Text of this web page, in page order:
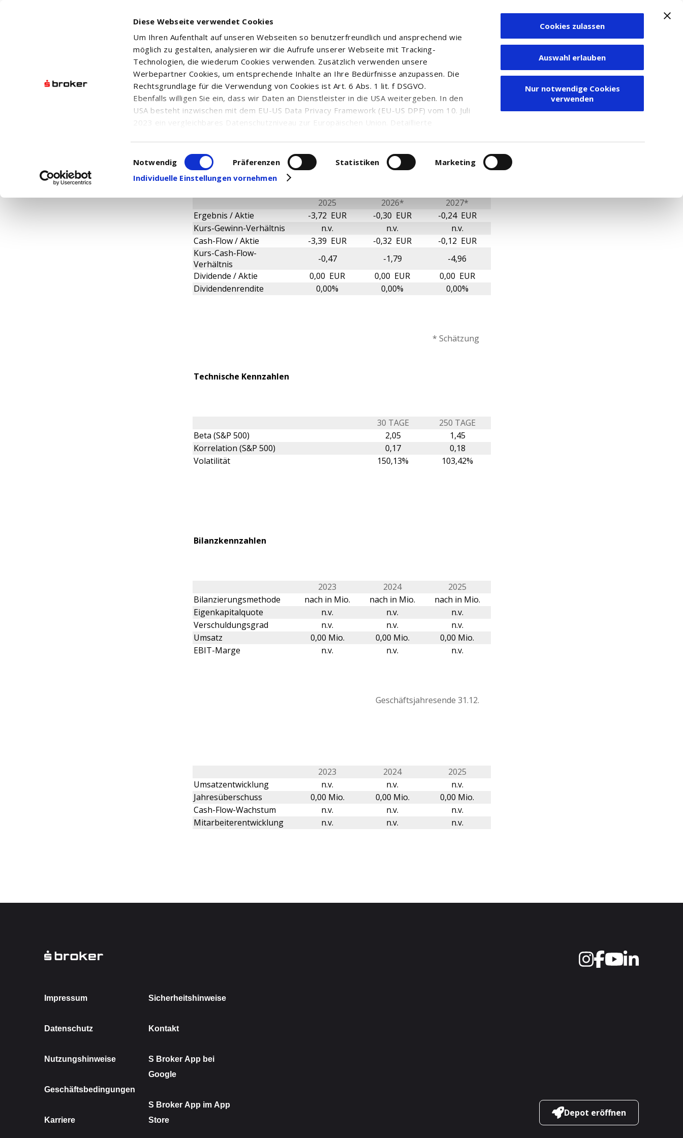
Diese Webseite verwendet Cookies
Um Ihren Aufenthalt auf unseren Webseiten so benutzerfreundlich und ansprechend wie
möglich zu gestalten, analysieren wir die Aufrufe unserer Webseite mit Tracking-
Technologien, die wiederum Cookies verwenden. Zusätzlich verwenden unsere
Werbepartner Cookies, um entsprechende Inhalte an Ihre Bedürfnisse anzupassen. Die
Rechtsgrundlage für die Verwendung von Cookies ist Art. 6 Abs. 1 lit. f DSGVO.
Ebenfalls willigen Sie ein, dass wir Daten an Dienstleister in die USA weitergeben. In den
USA besteht inzwischen mit dem EU-US Data Privacy Framework (EU-US DPF) vom 10. Juli
2023 ein vergleichbares Datenschutzniveau zur Europäischen Union. Detaillierte
in den USA, finden Sie auf unserer Seite zumDatenschutz. Dort können Sie Ihre
Einwilligung auch jederzeit widerrufen oder anpassen.
Einwilligungsauswahl
Notwendig Präferenzen Statistiken
Marketing
Individuelle Einstellungen vornehmen
Cookies zulassen
Auswahl erlauben
Nur notwendige Cookies
verwenden
Zum Depot
JASPER THERAPEUTICS INC. CLASS A
Fundamentale Kennzahlen
2025 2026*
2027*
Ergebnis / Aktie
-3,72 EUR -0,30 EUR
-0,24 EUR
Kurs-Gewinn-Verhältnis
n.v. n.v.
n.v.
Cash-Flow / Aktie
-3,39 EUR -0,32 EUR
-0,12 EUR
Kurs-Cash-Flow-
Verhältnis
-0,47 -1,79
-4,96
Dividende / Aktie
0,00 EUR 0,00 EUR
0,00 EUR
Dividendenrendite
0,00% 0,00% 0,00%
* Schätzung
Technische Kennzahlen
30 TAGE
250 TAGE
Beta (S&P 500)
2,05
1,45
Korrelation (S&P 500)
0,17
0,18
Volatilität
150,13% 103,42%
Bilanzkennzahlen
2023 2024
2025
Bilanzierungsmethode
nach in Mio. nach in Mio.
nach in Mio.
Eigenkapitalquote
n.v. n.v.
n.v.
Verschuldungsgrad
n.v. n.v.
n.v.
Umsatz
0,00 Mio. 0,00 Mio.
0,00 Mio.
EBIT-Marge
n.v. n.v. n.v.
Geschäftsjahresende 31.12.
2023 2024
2025
Umsatzentwicklung
n.v. n.v.
n.v.
Jahresüberschuss
0,00 Mio. 0,00 Mio.
0,00 Mio.
Cash-Flow-Wachstum
n.v. n.v.
n.v.
Mitarbeiterentwicklung
n.v. n.v. n.v.